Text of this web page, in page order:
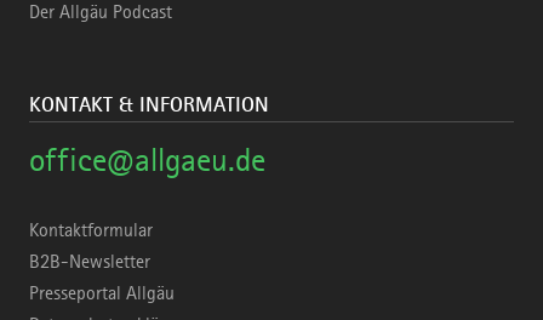
Der Allgäu Podcast
KONTAKT & INFORMATION
office@allgaeu.de
Kontaktformular
B2B-Newsletter
Presseportal Allgäu